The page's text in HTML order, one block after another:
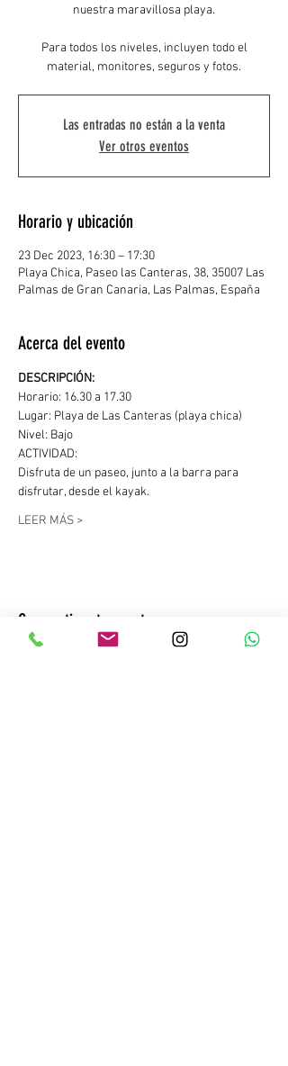
nuestra maravillosa playa.
Para todos los niveles, incluyen todo el
material, monitores, seguros y fotos.
Las entradas no están a la venta
Ver otros eventos
Horario y ubicación
23 Dec 2023, 16:30 – 17:30
Playa Chica, Paseo las Canteras, 38, 35007 Las
Palmas de Gran Canaria, Las Palmas, España
Acerca del evento
DESCRIPCIÓN:
Horario: 16.30 a 17.30
Lugar: Playa de Las Canteras (playa chica)
Nivel: Bajo
ACTIVIDAD:
Disfruta de un paseo, junto a la barra para
disfrutar, desde el kayak.
LEER MÁS >
Compartir este evento